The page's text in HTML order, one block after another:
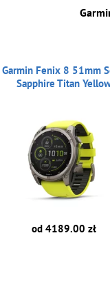
Garmin Fenix 8 51mm
Sapphire Titan
od 4189.00 zł